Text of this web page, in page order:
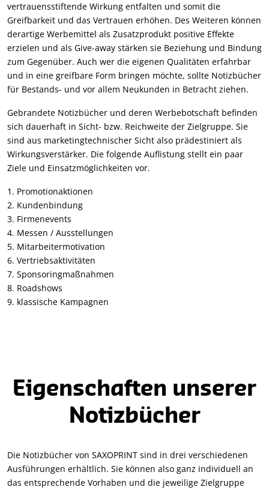
vertrauensstiftende Wirkung entfalten und somit die
Greifbarkeit und das Vertrauen erhöhen. Des Weiteren können
derartige Werbemittel als Zusatzprodukt positive Effekte
erzielen und als Give-away stärken sie Beziehung und Bindung
zum Gegenüber. Auch wer die eigenen Qualitäten erfahrbar
und in eine greifbare Form bringen möchte, sollte Notizbücher
für Bestands- und vor allem Neukunden in Betracht ziehen.
Gebrandete Notizbücher und deren Werbebotschaft befinden
sich dauerhaft in Sicht- bzw. Reichweite der Zielgruppe. Sie
sind aus marketingtechnischer Sicht also prädestiniert als
Wirkungsverstärker. Die folgende Auflistung stellt ein paar
Ziele und Einsatzmöglichkeiten vor.
Promotionaktionen
Kundenbindung
Firmenevents
Messen / Ausstellungen
Mitarbeitermotivation
Vertriebsaktivitäten
Sponsoringmaßnahmen
Roadshows
klassische Kampagnen
Eigenschaften unserer
Notizbücher
Die Notizbücher von SAXOPRINT sind in drei verschiedenen
Ausführungen erhältlich. Sie können also ganz individuell an
das entsprechende Vorhaben und die jeweilige Zielgruppe